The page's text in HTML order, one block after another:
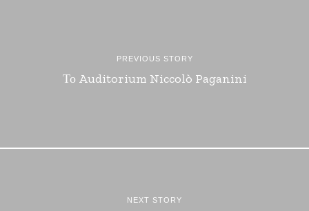
PREVIOUS STORY
Το Auditorium Niccolò Paganini
NEXT STORY